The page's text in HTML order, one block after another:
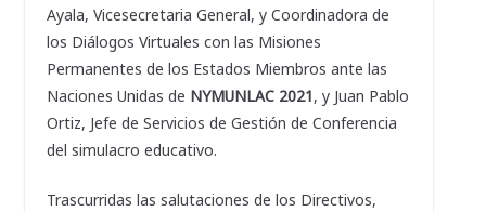
Ayala, Vicesecretaria General, y Coordinadora de
los Diálogos Virtuales con las Misiones
Permanentes de los Estados Miembros ante las
Naciones Unidas de NYMUNLAC 2021, y Juan Pablo
Ortiz, Jefe de Servicios de Gestión de Conferencia
del simulacro educativo.
Trascurridas las salutaciones de los Directivos,